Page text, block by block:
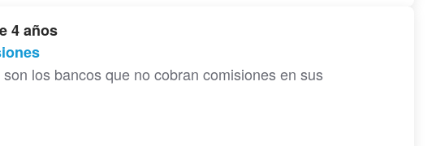
4 años
los bancos que no cobran comisiones en sus